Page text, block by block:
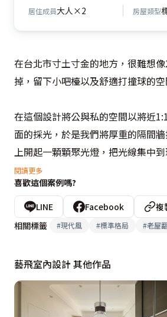
居住成員大人×2 房屋類型
在台北市寸土寸金的地方，很難想
掉，留下小吧檯以及舒適打撞球的空
在這個設計將公與私的空間以將近
面的採光，於是我們將厚重的隔間
上開起一顆顆聚光燈，把光線集中
以一個藍色系為主體淺棕色為輔，
同時藉由玻璃以及鏡面不同的特性
室以藍色、鐵件與玻璃排列出閑靜
設計概念文字為【藝飛室內設計】提供
閱讀更多
喜歡這個案例嗎?
LINE Facebook 複
相關標籤
#現代風 #標準格局 #老屋
藝飛室內設計 其他作品